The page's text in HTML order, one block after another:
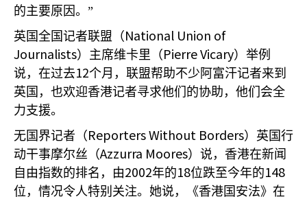
的主要原因。”
英国全国记者联盟（ National Union of
Journalists）主席维卡里（ Pierre Vicary）举例
说，在过去12个月，联盟帮助不少阿富汗记者来到
英国，也欢迎香港记者寻求他们的协助，他们会全
力支援。
无国界记者（ Reporters Without Borders）英国行
动干事摩尔丝（Azzurra Moores）说，香港在新闻
自由指数的排名，由2002年的18位跌至今年的148
位，情况令人特别关注。她说，《香港国安法》在